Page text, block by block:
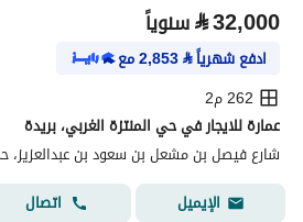
⃁32,000 سنوياً
ادفع شهرياً⃁
2,853مع
262 م2
عمارة للايجار في حي المنتزة الغربي، بريدة
الإيميل
اتصال